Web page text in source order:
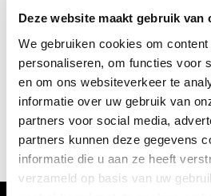
Deze website maakt gebruik van
We gebruiken cookies om
personaliseren, om functies voor
en om ons websiteverkeer te
informatie over uw gebruik van
partners voor social media,
partners kunnen deze gegevens
informatie die u aan ze heeft
verzameld op basis van uw
Oneindig Noord-Holland lanceert een
verhalen, waarop je precies kunt zien
heeft afgespeeld. Bij jou in de buurt,
plekken in Noord-Holland. Ga mee
eigen provincie!
1 min